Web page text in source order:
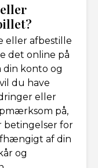
eller afbestille
det online på
din konto og
du have
eller
på,
betingelser for
af din
og